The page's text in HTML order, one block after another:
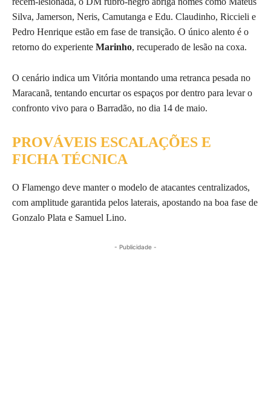
Silva, Jamerson, Neris, Camutanga e Edu. Claudinho, Riccieli e
Pedro Henrique estão em fase de transição. O único alento é o
retorno do experiente Marinho, recuperado de lesão na coxa.
O cenário indica um Vitória montando uma retranca pesada no
Maracanã, tentando encurtar os espaços por dentro para levar o
confronto vivo para o Barradão, no dia 14 de maio.
PROVÁVEIS ESCALAÇÕES E
FICHA TÉCNICA
O Flamengo deve manter o modelo de atacantes centralizados,
com amplitude garantida pelos laterais, apostando na boa fase de
Gonzalo Plata e Samuel Lino.
- Publicidade -